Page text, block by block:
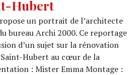
Hubert
un portrait de l’architecte
bureau Archi 2000. Ce reportage
d’un sujet sur la rénovation
Saint-Hubert au cœur de la
: Mister Emma Montage :